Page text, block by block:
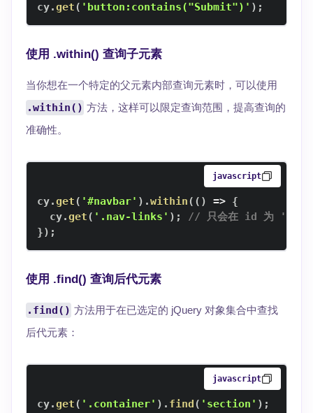
cy.get( 'button:contains("Submit")' ) ;
使用 .within() 查询子元素
当你想在一个特定的父元素内部查询元素时，可以使用
.within() 方法，这样可以限定查询范围，提高查询的
准确性。
javascript
cy.get( '#navbar' ) .within( ( ) => {
  cy
.get( '.nav-links' ) ;
// 只会在 id 为
}) ;
使用 .find() 查询后代元素
.find() 方法用于在已选定的 jQuery 对象集合中查找
后代元素：
javascript
cy.get( '.container' ) . find( 'section' ) ;